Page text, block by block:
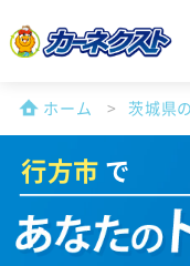
ホーム 茨城県
行方市 で